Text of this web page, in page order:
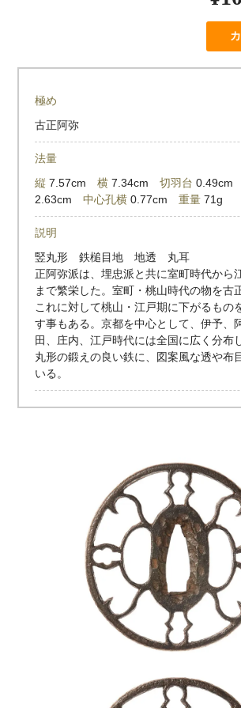
極め
古正阿弥
法量
縦 7.57cm横 7.34cm切羽台
2.63cm中心孔横 0.77cm重量 71g
説明
竪丸形 鉄槌目地 地透 丸耳
正阿弥派は、埋忠派と共に室町時代から
まで繁栄した。室町・桃山時代の物を古
これに対して桃山・江戸期に下がるもの
す事もある。京都を中心として、伊予、
田、庄内、江戸時代には全国に広く分布
丸形の鍛えの良い鉄に、図案風な透や布
いる。